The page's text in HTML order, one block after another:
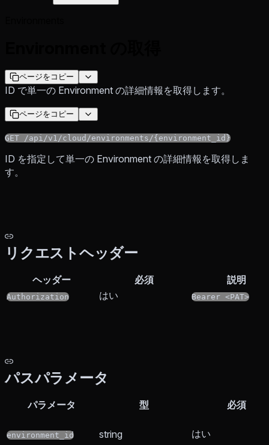
ページをコピー
ID で単一の Environment の詳細情報を取得します。
ページをコピー
GET /api/v1/cloud/environments/{environment_id}
ID を指定して単一の Environment の詳細情報を取得しま
す。
リクエストヘッダー
ヘッダー 必須 説明
Authorization はい Bearer <PAT>
パスパラメータ
パラメータ 型 必須
environment_id string はい